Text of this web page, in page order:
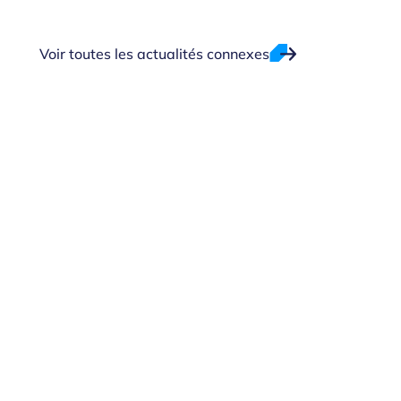
Voir toutes les actualités connexes